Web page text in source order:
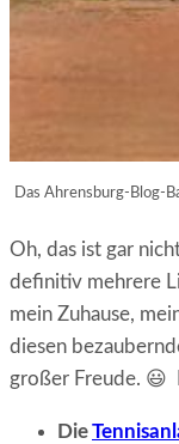
Das Ahrensburg-Blog-
Oh, das ist gar
definitiv mehrere
mein Zuhause,
diesen
großer Freude. 😃
Die